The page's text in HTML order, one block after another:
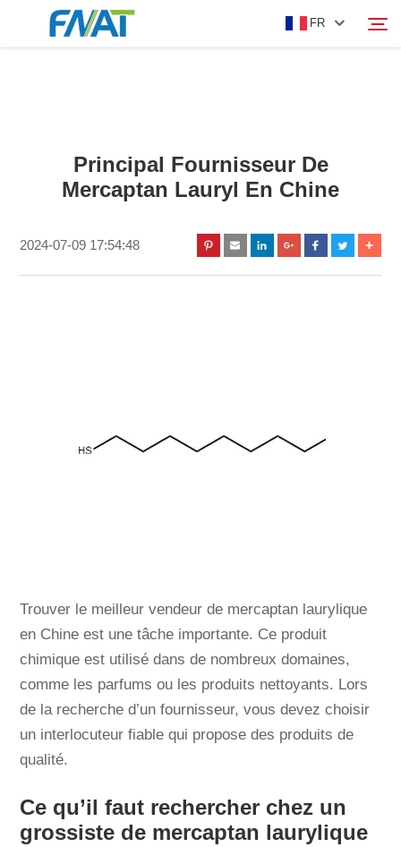
FR
À PROPOS DE NOUS
VIDÉO
Principal Fournisseur De
Mercaptan Lauryl En Chine
2024-07-09 17:54:48
Trouver le meilleur vendeur de mercaptan laurylique
en Chine est une tâche importante. Ce produit
chimique est utilisé dans de nombreux domaines,
comme les parfums ou les produits nettoyants. Lors
de la recherche d’un fournisseur, vous devez choisir
un interlocuteur fiable qui propose des produits de
qualité.
Ce qu’il faut rechercher chez un
grossiste de mercaptan laurylique